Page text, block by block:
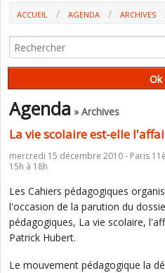
ACCUEIL AGENDA ARCHIVES
Agenda » Archives
La vie scolaire est-elle
mercredi 15 décembre 2010 - Paris
15h à 18h
Les Cahiers pédagogiques
l'occasion de la parution du
pédagogiques, La vie scolaire,
Patrick Hubert.
Le mouvement pédagogique la